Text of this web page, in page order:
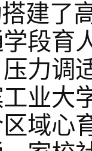
建了
段育
力调
业大
域心